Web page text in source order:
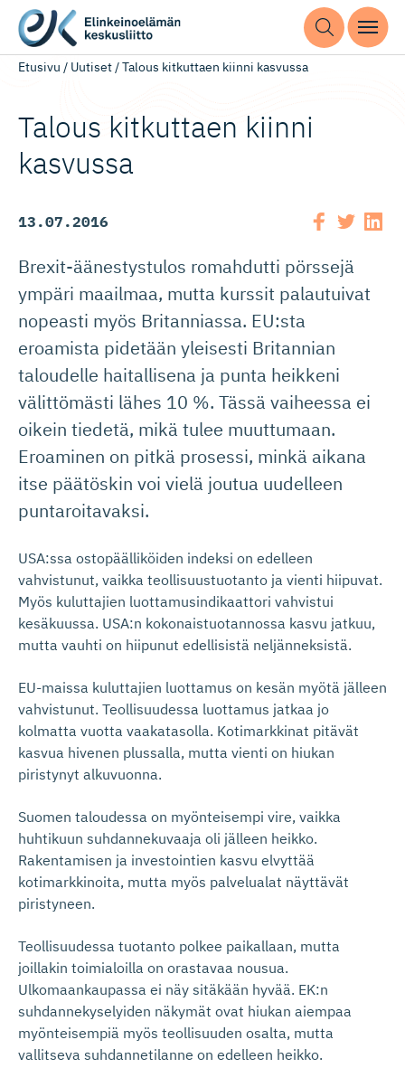
Etusivu / Uutiset/Talous kitkuttaen kiinni kasvussa
Talous kitkuttaen kiinni
kasvussa
13.07.2016
Brexit-äänestystulos romahdutti pörssejä
ympäri maailmaa, mutta kurssit palautuivat
nopeasti myös Britanniassa. EU:sta
eroamista pidetään yleisesti Britannian
taloudelle haitallisena ja punta heikkeni
välittömästi lähes 10 %. Tässä vaiheessa ei
oikein tiedetä, mikä tulee muuttumaan.
Eroaminen on pitkä prosessi, minkä aikana
itse päätöskin voi vielä joutua uudelleen
puntaroitavaksi.
USA:ssa ostopäälliköiden indeksi on edelleen
vahvistunut, vaikka teollisuustuotanto ja vienti hiipuvat.
Myös kuluttajien luottamusindikaattori vahvistui
kesäkuussa. USA:n kokonaistuotannossa kasvu jatkuu,
mutta vauhti on hiipunut edellisistä neljänneksistä.
EU-maissa kuluttajien luottamus on kesän myötä jälleen
vahvistunut. Teollisuudessa luottamus jatkaa jo
kolmatta vuotta vaakatasolla. Kotimarkkinat pitävät
kasvua hivenen plussalla, mutta vienti on hiukan
piristynyt alkuvuonna.
Suomen taloudessa on myönteisempi vire, vaikka
huhtikuun suhdannekuvaaja oli jälleen heikko.
Rakentamisen ja investointien kasvu elvyttää
kotimarkkinoita, mutta myös palvelualat näyttävät
piristyneen.
Teollisuudessa tuotanto polkee paikallaan, mutta
joillakin toimialoilla on orastavaa nousua.
Ulkomaankaupassa ei näy sitäkään hyvää. EK:n
suhdannekyselyiden näkymät ovat hiukan aiempaa
myönteisempiä myös teollisuuden osalta, mutta
vallitseva suhdannetilanne on edelleen heikko.